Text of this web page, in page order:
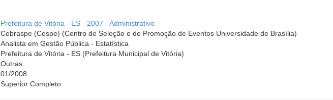
Prefeitura de Vitória - ES - 2007 - Administrativo
Cebraspe (Cespe) (Centro de Seleção e de Promoção de Eventos Universidade de Brasília)
Analista em Gestão Pública - Estatística
Prefeitura de Vitória - ES (Prefeitura Municipal de Vitória)
Outras
01/2008
Superior Completo